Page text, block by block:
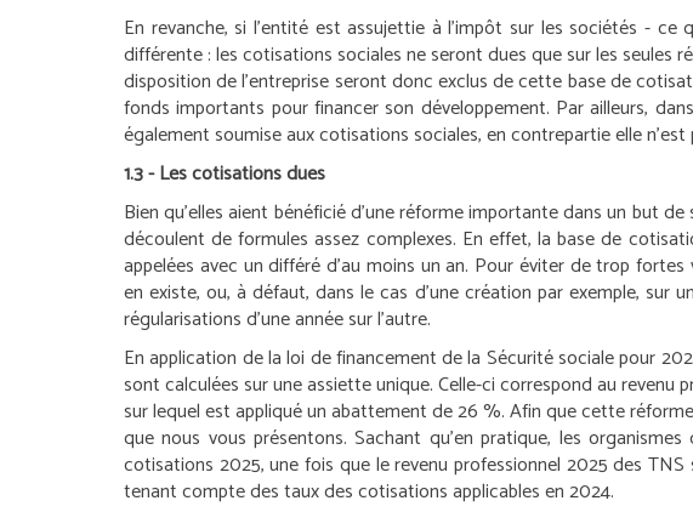
En revanche, si l’entité est assujettie à l’impôt sur les sociétés -
différente : les cotisations sociales ne seront dues que sur les seules
disposition de l’entreprise seront donc exclus de cette base de
fonds importants pour financer son développement. Par ailleurs,
également soumise aux cotisations sociales, en contrepartie elle
1.3 - Les cotisations dues
Bien qu’elles aient bénéficié d’une réforme importante dans un but
découlent de formules assez complexes. En effet, la base de
appelées avec un différé d’au moins un an. Pour éviter de trop
en existe, ou, à défaut, dans le cas d’une création par exemple,
régularisations d’une année sur l’autre.
En application de la loi de financement de la Sécurité sociale pour
sont calculées sur une assiette unique. Celle-ci correspond au
sur lequel est appliqué un abattement de 26 %. Afin que cette
que nous vous présentons. Sachant qu’en pratique, les
cotisations 2025, une fois que le revenu professionnel 2025 des
tenant compte des taux des cotisations applicables en 2024.